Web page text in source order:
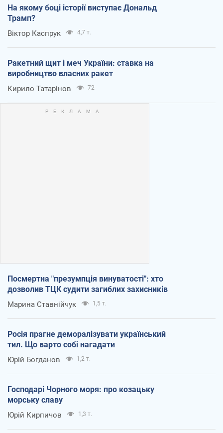
На якому боці історії виступає Дональд
Трамп?
Віктор Каспрук 4,7 т.
Ракетний щит і меч України: ставка на
виробництво власних ракет
Кирило Татарінов 72
Посмертна "презумпція винуватості": хто
дозволив ТЦК судити загиблих захисників
Марина Ставнійчук 1,5 т.
Росія прагне деморалізувати український
тил. Що варто собі нагадати
Юрій Богданов 1,2 т.
Господарі Чорного моря: про козацьку
морську славу
Юрій Кирпичов 1,3 т.